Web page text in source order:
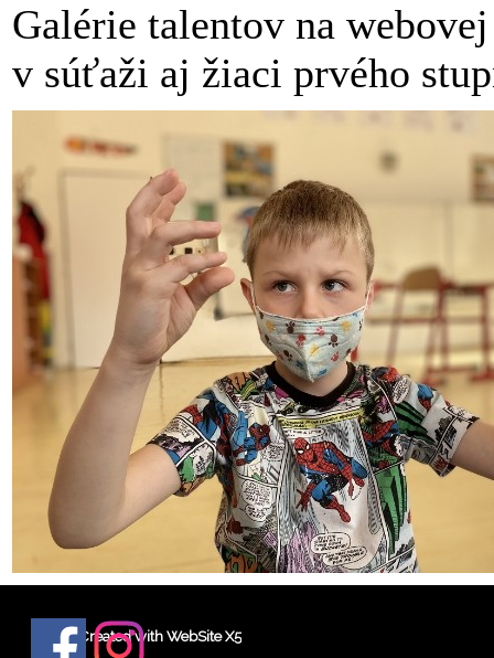
Galérie talentov na
v súťaži aj žiaci prvého
Created with WebSite X5